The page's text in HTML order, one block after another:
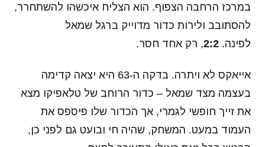
במרכז הרחבה הצפוף. הוא הצליח איכשהו להשתחרר,
להסתובב ולירות כדור מדוייק ברגל שמאל
לפינה. 2:2, רק אחד חסר.
אייאקס לא ויתרה. בדקה ה-63 היא יצאה קדימה
בעצמה מצד שמאל – כדור הרוחב של טלאפיקו מצא
את זייך חופשי לגמרי, אך הכדור שלו פיספס את
העמוד במעט. המשחק, שהיה חי ובועט גם לפני כן,